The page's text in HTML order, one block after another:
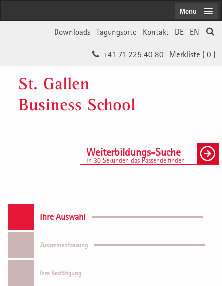
EN
DE
Kontakt
Tagungsorte
Downloads
Merkliste ( 0 )
+41 71 225 40 80
St. Gallen
Business School
Weiterbildungs-Suche
In 30 Sekunden das Passende finden
Menu
Ihre Auswahl
Zusammenfassung
Ihre Bestätigung